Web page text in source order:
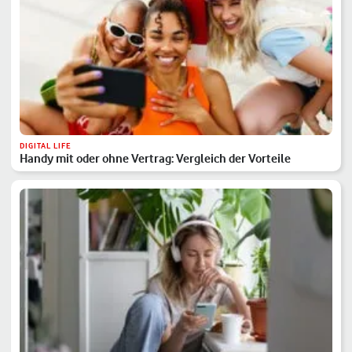
DIGITAL LIFE
Handy mit oder ohne Vertrag: Vergleich der Vorteile